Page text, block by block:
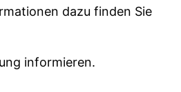
dazu finden Sie
informieren.